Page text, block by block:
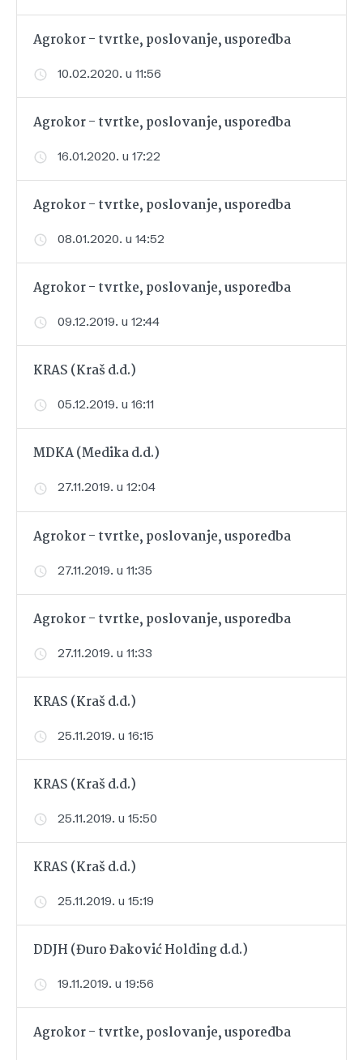
Agrokor - tvrtke, poslovanje, usporedba
10.02.2020. u 11:56
Agrokor - tvrtke, poslovanje, usporedba
16.01.2020. u 17:22
Agrokor - tvrtke, poslovanje, usporedba
08.01.2020. u 14:52
Agrokor - tvrtke, poslovanje, usporedba
09.12.2019. u 12:44
KRAS (Kraš d.d.)
05.12.2019. u 16:11
MDKA (Medika d.d.)
27.11.2019. u 12:04
Agrokor - tvrtke, poslovanje, usporedba
27.11.2019. u 11:35
Agrokor - tvrtke, poslovanje, usporedba
27.11.2019. u 11:33
KRAS (Kraš d.d.)
25.11.2019. u 16:15
KRAS (Kraš d.d.)
25.11.2019. u 15:50
KRAS (Kraš d.d.)
25.11.2019. u 15:19
DDJH (Đuro Đaković Holding d.d.)
19.11.2019. u 19:56
Agrokor - tvrtke, poslovanje, usporedba